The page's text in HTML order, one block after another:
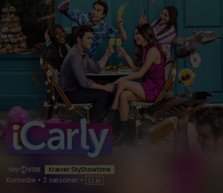
Kræver SkyShowtime
Komedie • 3 sæsoner •